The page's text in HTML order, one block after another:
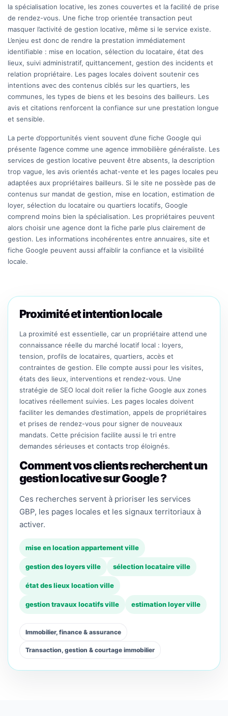
la spécialisation locative, les zones couvertes et la facilité de prise
de rendez-vous. Une fiche trop orientée transaction peut
masquer l’activité de gestion locative, même si le service existe.
L’enjeu est donc de rendre la prestation immédiatement
identifiable : mise en location, sélection du locataire, état des
lieux, suivi administratif, quittancement, gestion des incidents et
relation propriétaire. Les pages locales doivent soutenir ces
intentions avec des contenus ciblés sur les quartiers, les
communes, les types de biens et les besoins des bailleurs. Les
avis et citations renforcent la confiance sur une prestation longue
et sensible.
La perte d’opportunités vient souvent d’une fiche Google qui
présente l’agence comme une agence immobilière généraliste. Les
services de gestion locative peuvent être absents, la description
trop vague, les avis orientés achat-vente et les pages locales peu
adaptées aux propriétaires bailleurs. Si le site ne possède pas de
contenus sur mandat de gestion, mise en location, estimation de
loyer, sélection du locataire ou quartiers locatifs, Google
comprend moins bien la spécialisation. Les propriétaires peuvent
alors choisir une agence dont la fiche parle plus clairement de
gestion. Les informations incohérentes entre annuaires, site et
fiche Google peuvent aussi affaiblir la confiance et la visibilité
locale.
Proximité et intention locale
La proximité est essentielle, car un propriétaire attend une
connaissance réelle du marché locatif local : loyers,
tension, profils de locataires, quartiers, accès et
contraintes de gestion. Elle compte aussi pour les visites,
états des lieux, interventions et rendez-vous. Une
stratégie de SEO local doit relier la fiche Google aux zones
locatives réellement suivies. Les pages locales doivent
faciliter les demandes d’estimation, appels de propriétaires
et prises de rendez-vous pour signer de nouveaux
mandats. Cette précision facilite aussi le tri entre
demandes sérieuses et contacts trop éloignés.
Comment vos clients recherchent un
gestion locative sur Google ?
Ces recherches servent à prioriser les services
GBP, les pages locales et les signaux territoriaux à
activer.
mise en location appartement ville
gestion des loyers ville sélection locataire ville
état des lieux location ville
gestion travaux locatifs ville estimation loyer ville
Immobilier, finance & assurance
Transaction, gestion & courtage immobilier